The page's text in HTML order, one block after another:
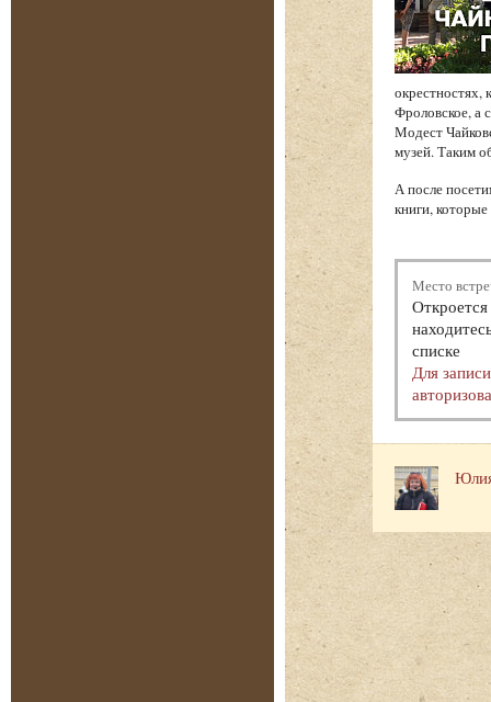
окрестностях,
Фроловское, а
Модест
музей. Таким
А после
книги,
Место
списке
Для